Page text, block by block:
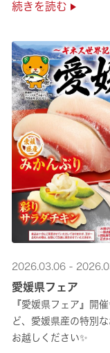
続きを読む
2026.03.06 -
愛媛県フェア
『愛媛県フェア』開
ど、愛媛県産の特別
お越しください✨